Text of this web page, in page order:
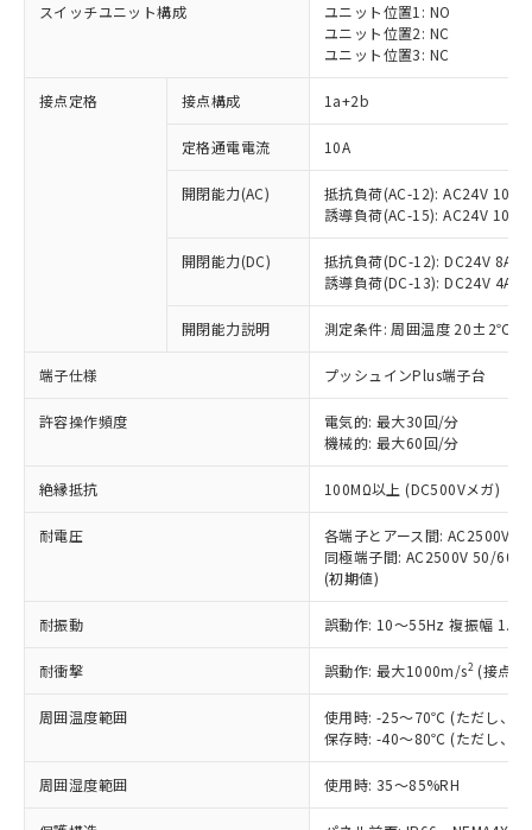
スイッチユニット構成
ユニット位置1: NO
ユニット位置2: NC
ユニット位置3: NC
接点定格 接点構成 1a+2b
定格通電電流 10A
開閉能力(AC)
抵抗負荷(AC-12): AC24V 10A/
誘導負荷(AC-15): AC24V
開閉能力(DC)
抵抗負荷(DC-12): DC24V 8A/
誘導負荷(DC-13): DC24V 4A/
開閉能力説明 測定条件: 周囲温度 20±2℃、
端子仕様 プッシュインPlus端子台
許容操作頻度
電気的: 最大30回/分
機械的: 最大60回/分
絶縁抵抗 100MΩ以上 (DC500Vメガ)
耐電圧
各端子とアース間: AC2500V
同極端子間: AC2500V 50/
(初期値)
耐振動 誤動作: 10～55Hz 複振幅
耐衝撃 誤動作: 最大1000m/s2 (接点
周囲温度範囲
使用時: -25～70℃ (ただし、氷
保存時: -40～80℃ (ただし、氷
周囲湿度範囲 使用時: 35～85%RH
ご利用条件
以下の条件をお読みいただき、同意のうえ
ご利用ください。
本サービスは、当社制御機器事業取扱
商品の当社在庫状況および標準価格
当社制御機器事業取扱商品の中には、
本サービスの対象外となる商品もある
ことをご了承ください。
在庫状況および標準価格照会結果は、
記載している更新日時点での社内デー
タに基づき作成されるものであり、閲
覧された時点での実際の在庫および標
準価格とは異なる場合があることをご
正式な納期状況および標準価格はお客
様のお取引先、またはお客様担当のオ
ムロン制御機器販売店・当社販売員に
対応済み：EU RoHS指令（10物質）の
非含有に対応した製品が提供可能な商品で
有に対応した製品に切り替える予定のある
対応予定なし：EU RoHS指令（10物質）の
非含有に非対応の商品で、対応品を出す予
定はありません。
調査・確認中：EU RoHS指令（10物質）の
非含有の対応状況を調査中または確認中の
非該当品：ライセンス料など無形物で、有
害物質有無と関係のない商品です。
いたものが、含有品と判明した場合などや
むを得ず変更することがあります。
六価クロム(Cr(Ⅵ)) 1000ppm以下、ポリ臭化ビフェニル
類(PBB) 1000ppm以下、ポリ臭化ジフェニルエーテル類
(PBDE) 1000ppm以下、フタル酸ビス(2-エチルヘキシ
ル) (DEHP)(別名：DOP) 1000ppm以下、フタル酸ブチ
ルベンジル（BBP） 1000ppm以下、フタル酸ジブチル
（DBP） 1000ppm以下、フタル酸ジイソブチル
(DIBP) 1000ppm以下
※1 中国RoHS○×表
「○」：最大均質材料含有率が中国RoHSの
基準値以下であることを示します。
「×」：最大均質材料含有率が中国RoHSの
基準値を超えていることを示します。
「－」：未確認です。当社販売部門へお問
*中国RoHS10物質の基準値 (GB/T26572)：
Pb(鉛) :1000ppm、 Hg(水銀) : 1000ppm、 Cd(カドミウ
Cr(Ⅵ)(六価クロム) : 1000ppm、 PBBs(ポリ臭化ビフェ
ニル類) : 1000ppm、 PBDEs(ポリ臭化ジフェニルエーテ
DBP(フタル酸ジブチル) : 1000ppm、 DIBP(フタル酸ジ
イソブチル) : 1000ppm、 BBP(フタル酸ブチルベンジ
ル) : 1000ppm、
DEHP(フタル酸ビス(2-エチルヘキシル)) : 1000ppm
当社は、これら貴社製品のうち、外国
為替および外国貿易法に定める商品
（以下｢規制貨物等」という）を輸出
または国外への提供する場合は、日本
国政府の輸出許可(または役務取引許
可)を取得するなどの必要な手続きを
当社は規制貨物を破棄する場合は、完
全に破砕するなど、違法に輸出されな
いよう必要な手段を講じます。
○ 一定数以上の在庫あり
一定数には満たないが在庫あり